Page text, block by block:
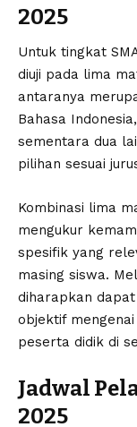
2025
Untuk tingkat
diuji pada lima
antaranya
Bahasa
sementara dua
pilihan sesuai
Kombinasi lima
mengukur
spesifik yang
masing siswa.
diharapkan
objektif
peserta didik di
Jadwal
2025